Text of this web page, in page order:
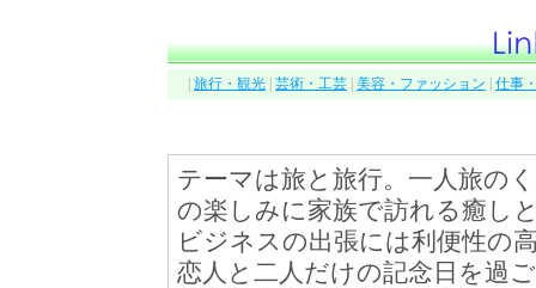
旅行・観光 芸術・工芸 美容・ファッション 仕事
テーマは旅と旅行。一人旅の
の楽しみに家族で訪れる癒し
ビジネスの出張には利便性の
恋人と二人だけの記念日を過